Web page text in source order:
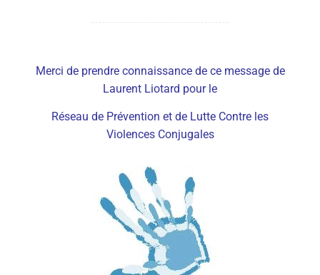
Merci de prendre connaissance de ce message de
Laurent Liotard pour le
Réseau de Prévention et de Lutte Contre les
Violences Conjugales